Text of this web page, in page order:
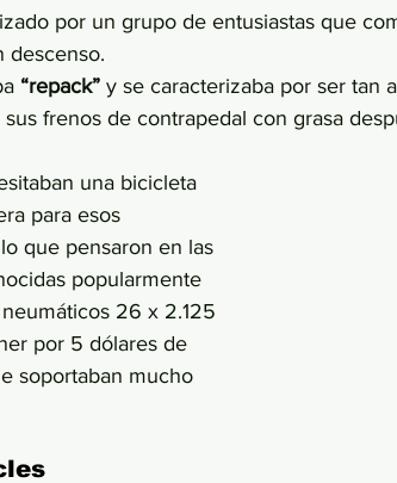
por un grupo de entusiastas que
descenso.
“repack” y se caracterizaba por ser tan
sus frenos de contrapedal con grasa
una bicicleta
para esos
que pensaron en las
popularmente
26 x 2.125
por 5 dólares de
soportaban mucho